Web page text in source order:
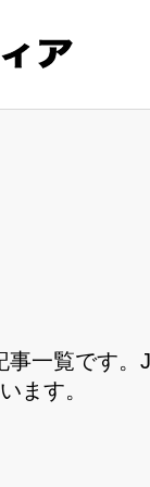
一覧です
ます。